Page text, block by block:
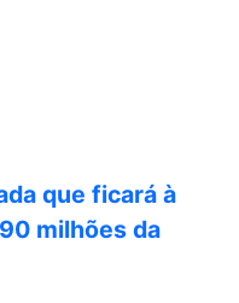
que ficará à
milhões da